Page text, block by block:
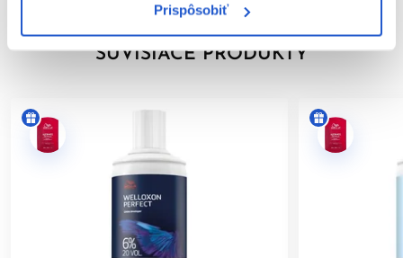
Prispôsobiť
BEZPEČNOSTNÉ OPATRENIA:
Nepoužívajte na farbenie mihalníc a obočia.
Používajte vhodné ochranné rukavice.
Uchovávajte mimo dosahu detí.
Výrobok je určený len na
kaderníckych salónoch
Po aplikácii vlasy dôkladne opláchnite.
SÚVISIACE PRODUKTY